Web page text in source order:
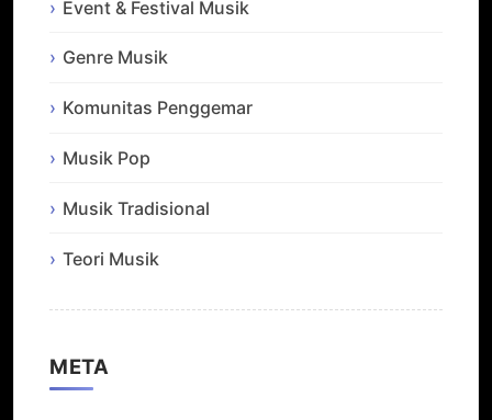
Event & Festival Musik
Genre Musik
Komunitas Penggemar
Musik Pop
Musik Tradisional
Teori Musik
META